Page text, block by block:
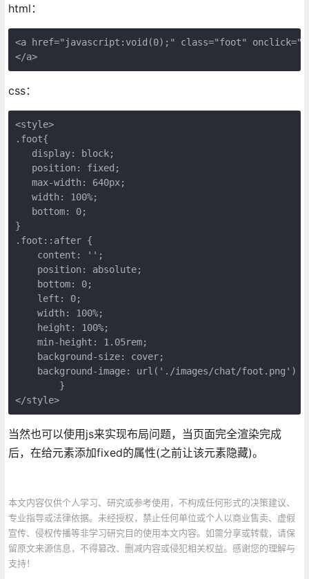
html：
<a href="javascript:void(0);" class="foot"
</a>
css：
<style>
.foot{
   display: block;
   position: fixed;
   max-width: 640px;
   width: 100%;
   bottom: 0;
}
.foot::after {
    content: '';
    position: absolute;
    bottom: 0;
    left: 0;
    width: 100%;
    height: 100%;
    min-height: 1.05rem;
    background-size: cover;
    background-image: url('./images/chat/foot.png')
</style>
当然也可以使用js来实现布局问题，当页面完全渲染完成
后，在给元素添加fixed的属性(之前让该元素隐藏)。
本文内容仅供个人学习、研究或参考使用，不构成任何形式的决策建议、
专业指导或法律依据。未经授权，禁止任何单位或个人以商业售卖、虚假
宣传、侵权传播等非学习研究目的使用本文内容。如需分享或转载，请保
留原文来源信息，不得篡改、删减内容或侵犯相关权益。感谢您的理解与
支持！